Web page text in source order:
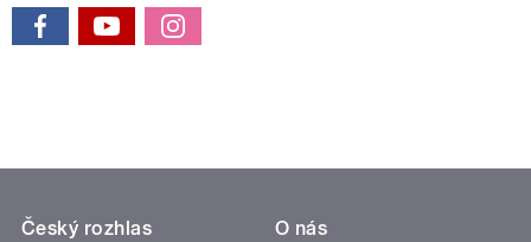
Český rozhlas
O nás